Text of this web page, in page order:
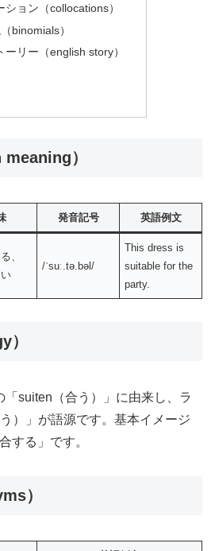
ション（collocations）
binomials）
ーリー（english story）
）
発音記号 英語例文
、
/ˈsuː.tə.bəl/
This dress is
suitable for the
party.
）
「suiten（合う）」に由来し、ラ
）」が語源です。基本イメージ
する」です。
）